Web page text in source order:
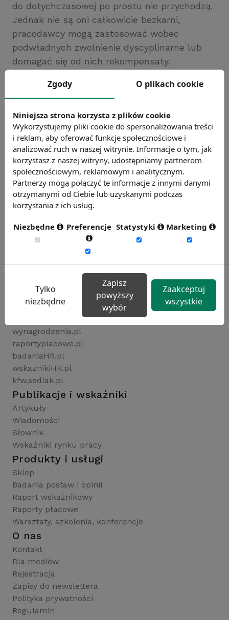
do dotychczasowej po prostu nie przychodzą.
Jednak nie są oni całkowicie bezkarni,
pracodawcy mogą zastosować wobec
podwładnych zwolnienie dyscyplinarne lub
domagać się od nich rekompensaty.
Chcesz wiedzieć więcej?
Rynekpracy.pl
wynagrodzenia.pl
raportyplacowe.pl
badaniaHR.pl
wskaznikiHR.pl
kfw.sedlak.pl
Publikacje i wskaźniki
Artykuły
Wiadomości
Słownik
Wskaźniki rynku pracy
Produkty i usługi
Sklep
Badania postaw i opinii
Raport wskaźnikowy
Raporty płacowe
Warsztaty, szkolenia, konferencje
O nas
Kontakt
Dla mediów
Rejestracja
Zapisy do newslettera
Polityka prywatności
Regulamin
Zgody O plikach cookie
Niniejsza strona korzysta z plików cookie
Wykorzystujemy pliki cookie do spersonalizowania treści
i reklam, aby oferować funkcje społecznościowe i
analizować ruch w naszej witrynie. Informacje o tym, jak
korzystasz z naszej witryny, udostępniamy partnerom
społecznościowym, reklamowym i analitycznym.
Partnerzy mogą połączyć te informacje z innymi danymi
otrzymanymi od Ciebie lub uzyskanymi podczas
korzystania z ich usług.
Niezbędne Preferencje Statystyki Marketing
Tylko
niezbędne
Zapisz
powyższy
wybór
Zaakceptuj
wszystkie